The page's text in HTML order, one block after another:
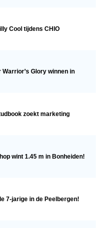
Cool tijdens CHIO
Warrior’s Glory winnen in
zoekt marketing
wint 1.45 m in Bonheiden!
7-jarige in de Peelbergen!